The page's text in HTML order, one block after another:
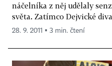
náčelníka z něj udělaly
světa. Zatímco Dejvické
28. 9. 2011 ▪ 3 min. čtení